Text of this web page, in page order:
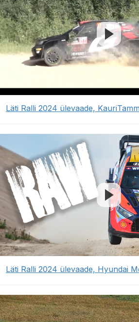
Läti Ralli 2024 ülevaade,
Läti Ralli 2024 ülevaade, Hyundai